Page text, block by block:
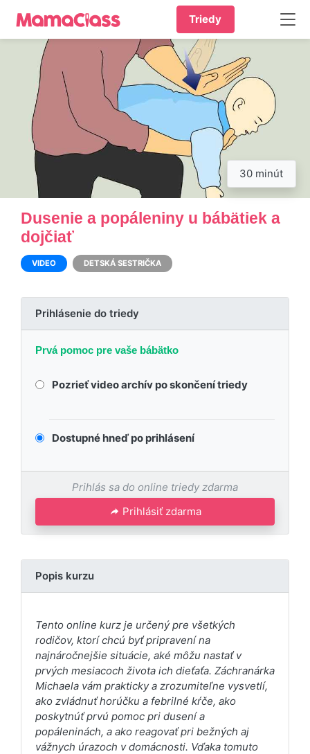
Triedy
30 minút
Dusenie a popáleniny u bábätiek a
dojčiať
VIDEO DETSKÁ SESTRIČKA
Prihlásenie do triedy
Prvá pomoc pre vaše bábätko
Pozrieť video archív po skončení triedy
Dostupné hneď po prihlásení
Prihlás sa do online triedy zdarma
Prihlásiť zdarma
Popis kurzu
Tento online kurz je určený pre všetkých
rodičov, ktorí chcú byť pripravení na
najnáročnejšie situácie, aké môžu nastať v
prvých mesiacoch života ich dieťaťa. Záchranárka
Michaela vám prakticky a zrozumiteľne vysvetlí,
ako zvládnuť horúčku a febrilné kŕče, ako
poskytnúť prvú pomoc pri dusení a
popáleninách, a ako reagovať pri bežných aj
vážnych úrazoch v domácnosti. Vďaka tomuto